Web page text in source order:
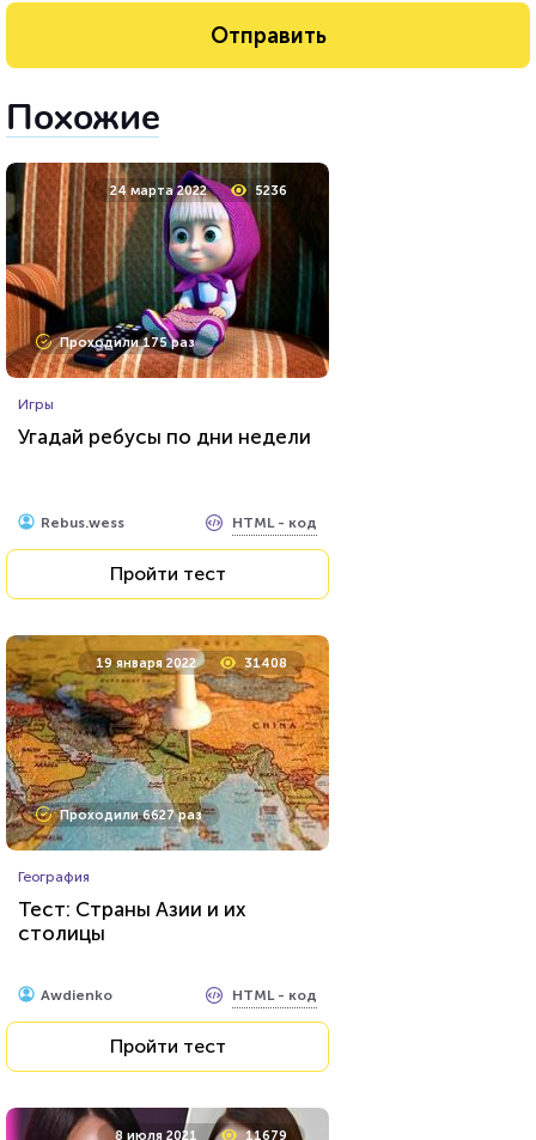
Похожие
24 марта 2022 5236
Проходили 175 раз
Игры
Угадай ребусы по дни недели
Rebus.wess HTML - код
Пройти тест
19 января 2022 31408
Проходили 6627 раз
География
Тест: Страны Азии и их
столицы
Awdienko HTML - код
Пройти тест
8 июля 2021 11679